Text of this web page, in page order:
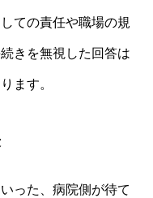
ての責任や職場の規
きを無視した回答は
ます。
った、病院側が待て